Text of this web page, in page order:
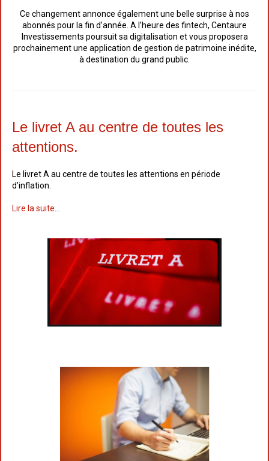
Ce changement annonce également une belle surprise à nos
abonnés pour la fin d’année. A l’heure des fintech, Centaure
Investissements poursuit sa digitalisation et vous proposera
prochainement une application de gestion de patrimoine inédite,
à destination du grand public.
Le livret A au centre de toutes les
attentions.
Le livret A au centre de toutes les attentions en période
d’inflation.
Lire la suite...